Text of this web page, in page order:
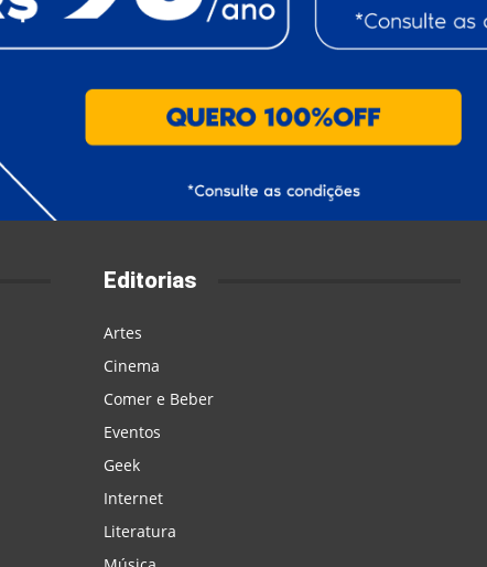
Editorias
Artes
Cinema
Comer e Beber
Eventos
Geek
Internet
Literatura